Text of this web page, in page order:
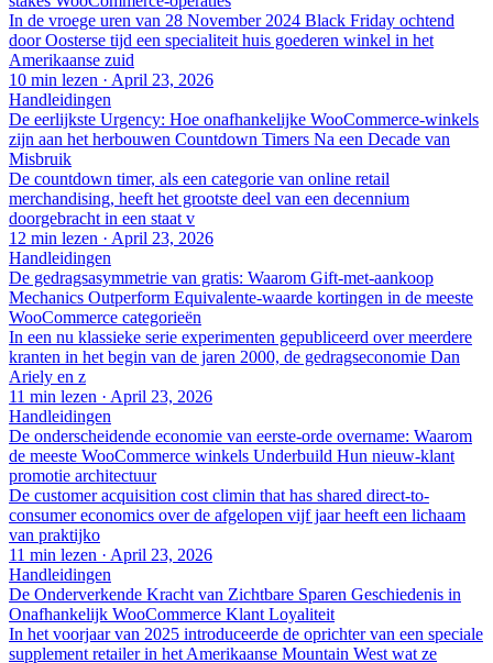
In de vroege uren van 28 November 2024 Black Friday ochtend
door Oosterse tijd een specialiteit huis goederen winkel in het
Amerikaanse zuid
10 min lezen · April 23, 2026
Handleidingen
De eerlijkste Urgency: Hoe onafhankelijke WooCommerce-winkels
zijn aan het herbouwen Countdown Timers Na een Decade van
Misbruik
De countdown timer, als een categorie van online retail
merchandising, heeft het grootste deel van een decennium
doorgebracht in een staat v
12 min lezen · April 23, 2026
Handleidingen
De gedragsasymmetrie van gratis: Waarom Gift-met-aankoop
Mechanics Outperform Equivalente-waarde kortingen in de meeste
WooCommerce categorieën
In een nu klassieke serie experimenten gepubliceerd over meerdere
kranten in het begin van de jaren 2000, de gedragseconomie Dan
Ariely en z
11 min lezen · April 23, 2026
Handleidingen
De onderscheidende economie van eerste-orde overname: Waarom
de meeste WooCommerce winkels Underbuild Hun nieuw-klant
promotie architectuur
De customer acquisition cost climin that has shared direct-to-
consumer economics over de afgelopen vijf jaar heeft een lichaam
van praktijko
11 min lezen · April 23, 2026
Handleidingen
De Onderverkende Kracht van Zichtbare Sparen Geschiedenis in
Onafhankelijk WooCommerce Klant Loyaliteit
In het voorjaar van 2025 introduceerde de oprichter van een speciale
supplement retailer in het Amerikaanse Mountain West wat ze